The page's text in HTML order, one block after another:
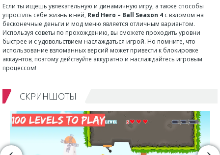
Если ты ищешь увлекательную и динамичную игру, а также способы
упростить себе жизнь в ней, Red Hero – Ball Season 4 с взломом на
бесконечные деньги и мод меню является отличным вариантом.
Используя советы по прохождению, вы сможете проходить уровни
быстрее и с удовольствием наслаждаться игрой. Но помните, что
использование взломанных версий может привести к блокировке
аккаунтов, поэтому действуйте аккуратно и наслаждайтесь игровым
процессом!
СКРИНШОТЫ